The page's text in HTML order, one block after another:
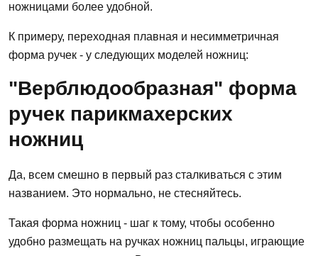
ножницами более удобной.
К примеру, переходная плавная и несимметричная
форма ручек - у следующих моделей ножниц:
"Верблюдообразная" форма
ручек парикмахерских
ножниц
Да, всем смешно в первый раз сталкиваться с этим
названием. Это нормально, не стесняйтесь.
Такая форма ножниц - шаг к тому, чтобы особенно
удобно размещать на ручках ножниц пальцы, играющие